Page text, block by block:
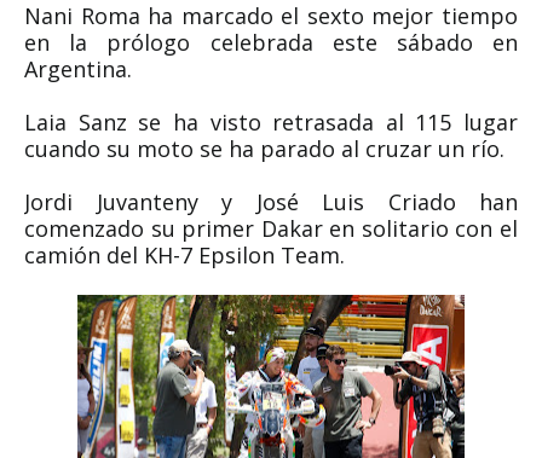
Nani Roma ha marcado el sexto mejor tiempo
en la prólogo celebrada este sábado en
Argentina.
Laia Sanz se ha visto retrasada al 115 lugar
cuando su moto se ha parado al cruzar un río.
Jordi Juvanteny y José Luis Criado han
comenzado su primer Dakar en solitario con el
camión del KH-7 Epsilon Team.